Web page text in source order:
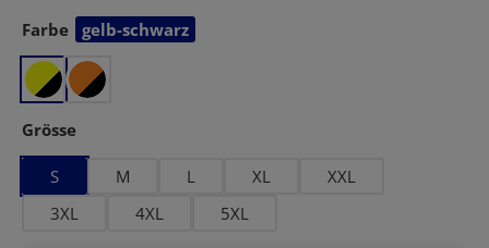
Farbe
auswählengelb-schwarz
Grösse
S M L XL
XXL
3XL
4XL 5XL